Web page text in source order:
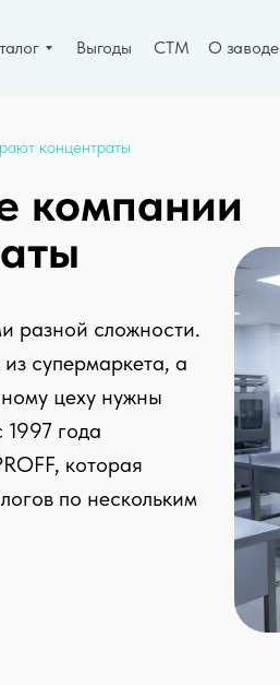
О заводе
СТМ
Выгоды
концентраты
компании
разной сложности.
супермаркета, а
цеху нужны
года
которая
по нескольким